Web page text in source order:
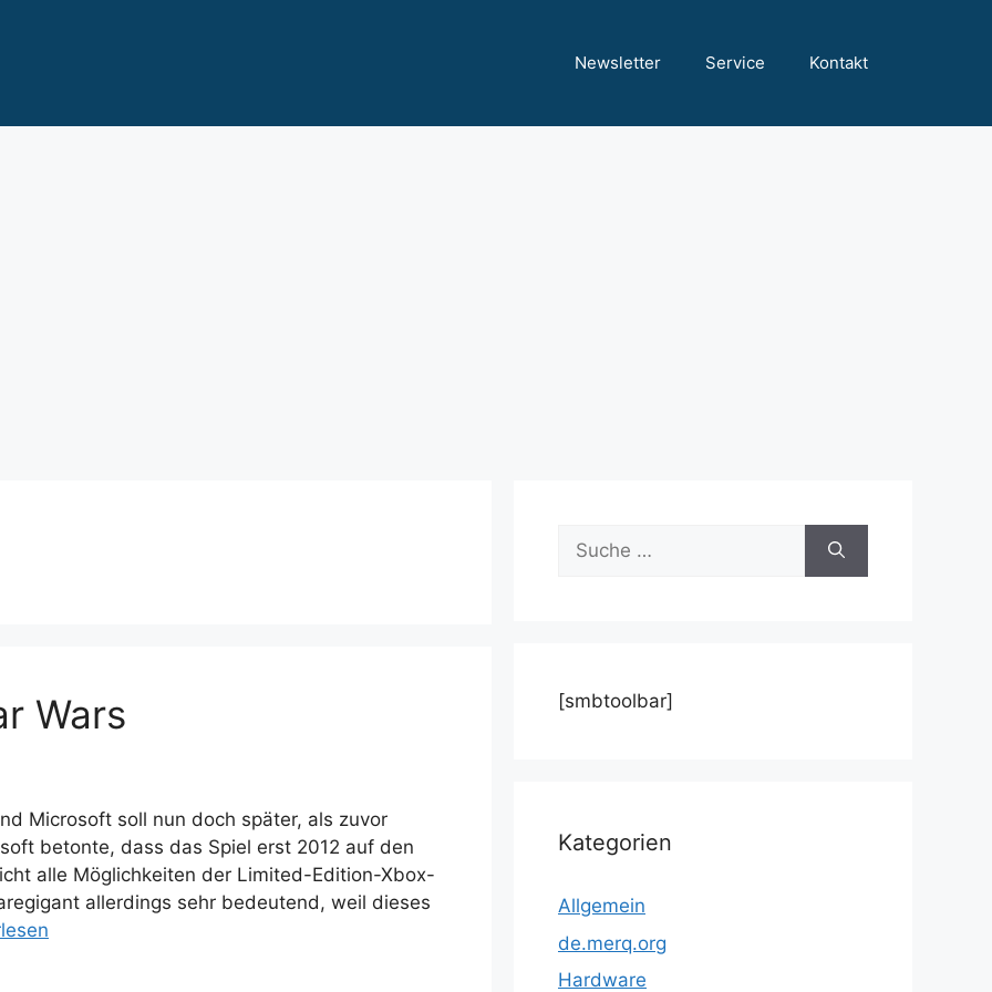
Newsletter Service Kontakt
Wars
Microsoft soll nun doch später, als zuvor
betonte, dass das Spiel erst 2012 auf den
alle Möglichkeiten der Limited-Edition-Xbox-
allerdings sehr bedeutend, weil dieses
Suche
nach:
[smbtoolbar]
Kategorien
Allgemein
de.merq.org
Hardware